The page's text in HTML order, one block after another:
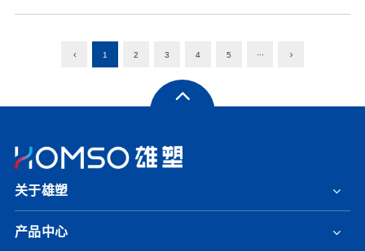
1 2 3 4 5 ···
关于雄塑
产品中心